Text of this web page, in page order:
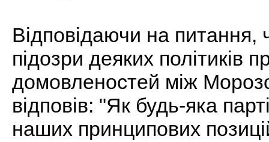
Відповідаючи на
підозри деяких політиків
домовленостей між
відповів: "Як будь-яка
наших принципових